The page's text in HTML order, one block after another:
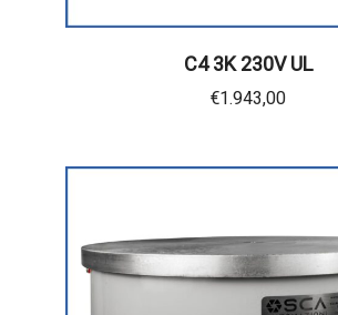
C4 3K 230V UL
€1.943,00